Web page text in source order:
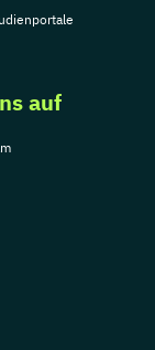
auf